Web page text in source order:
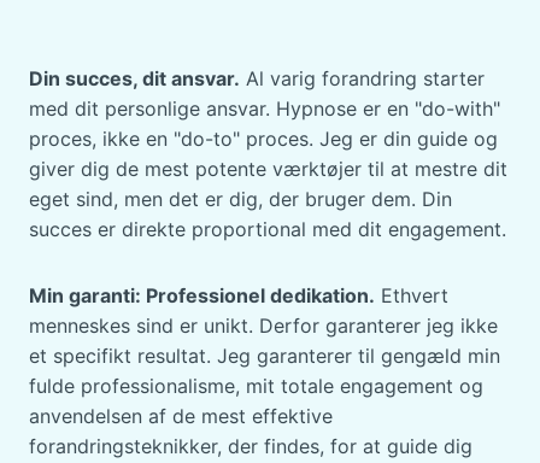
Din succes, dit ansvar. Al varig forandring starter
med dit personlige ansvar. Hypnose er en "do-with"
proces, ikke en "do-to" proces. Jeg er din guide og
giver dig de mest potente værktøjer til at mestre dit
eget sind, men det er dig, der bruger dem. Din
succes er direkte proportional med dit engagement.
Min garanti: Professionel dedikation. Ethvert
menneskes sind er unikt. Derfor garanterer jeg ikke
et specifikt resultat. Jeg garanterer til gengæld min
fulde professionalisme, mit totale engagement og
anvendelsen af de mest effektive
forandringsteknikker, der findes, for at guide dig